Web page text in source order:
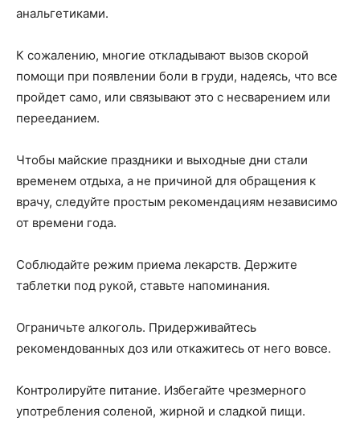
анальгетиками.
К сожалению, многие откладывают вызов скорой
помощи при появлении боли в груди, надеясь, что все
пройдет само, или связывают это с несварением или
перееданием.
Чтобы майские праздники и выходные дни стали
временем отдыха, а не причиной для обращения к
врачу, следуйте простым рекомендациям независимо
от времени года.
Соблюдайте режим приема лекарств. Держите
таблетки под рукой, ставьте напоминания.
Ограничьте алкоголь. Придерживайтесь
рекомендованных доз или откажитесь от него вовсе.
Контролируйте питание. Избегайте чрезмерного
употребления соленой, жирной и сладкой пищи.